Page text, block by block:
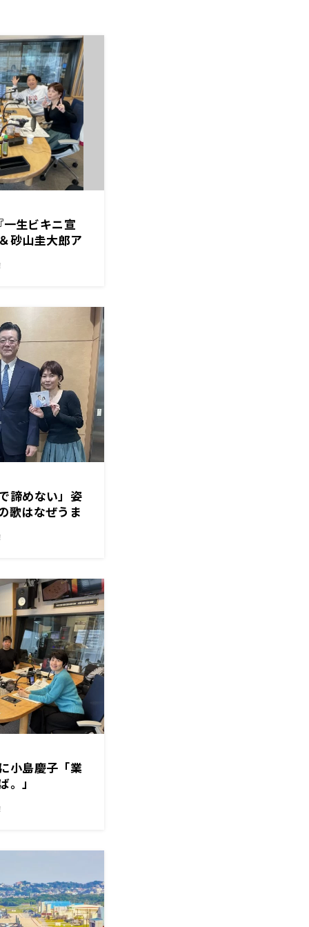
生ビキニ宣
砂山圭大郎ア
…』
諦めない」姿
歌はなぜうま
小島慶子「業
。」